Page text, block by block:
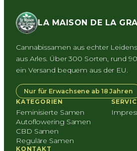
LA MAISON DE LA
Cannabissamen aus echter
aus Arles. Über 300 Sorten, rund
ein Versand bequem aus der EU.
Nur für Erwachsene ab 18 Jahren
KATEGORIEN
Feminisierte Samen
Autoflowering Samen
CBD Samen
Reguläre Samen
KONTAKT